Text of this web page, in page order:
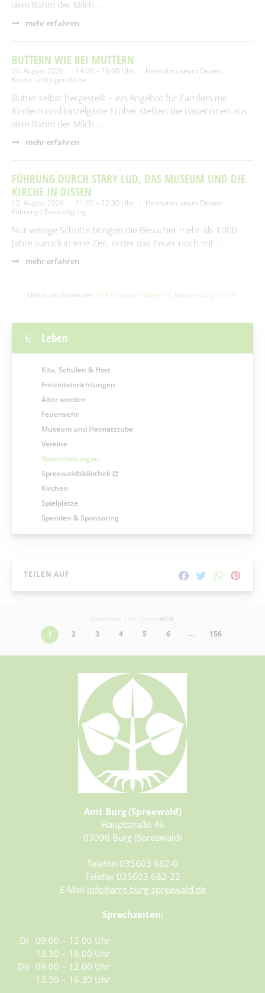
dem Rahm der Milch …
mehr erfahren
BUTTERN WIE BEI MUTTERN
06. August 2026 14:00 – 15:00 Uhr
Heimatmuseum Dissen
Kinder und Jugendliche
Butter selbst hergestellt – ein Angebot für Familien mit
Kindern und Einzelgäste.Früher stellten die Bäuerinnen aus
dem Rahm der Milch …
mehr erfahren
FÜHRUNG DURCH STARY LUD, DAS MUSEUM UND DIE
KIRCHE IN DISSEN
12. August 2026 11:00 – 12:30 Uhr
Heimatmuseum Dissen
Führung / Besichtigung
Nur wenige Schritte bringen die Besucher mehr als 1000
Jahre zurück in eine Zeit, in der das Feuer noch mit …
mehr erfahren
Dies ist ein Service der TMB Tourismus-Marketing Brandenburg GmbH.
Leben
Kita, Schulen & Hort
Freizeiteinrichtungen
Älter werden
Feuerwehr
Museum und Heimatstube
Vereine
Veranstaltungen
Spreewaldbibliothek
Kirchen
Spielplätze
Spenden & Sponsoring
TEILEN AUF
Datensätze 1 bis 30 von 4658
1 2 3 4 5 6 … 156
Amt Burg (Spreewald)
Hauptstraße 46
03096 Burg (Spreewald)
Telefon 035603 682-0
Telefax 035603 682-22
E-Mail info@amt-burg-spreewald.de
Sprechzeiten:
Di
09.00 – 12.00 Uhr
13.30 – 18.00 Uhr
Do 09.00 – 12.00 Uhr
13.30 – 16.30 Uhr